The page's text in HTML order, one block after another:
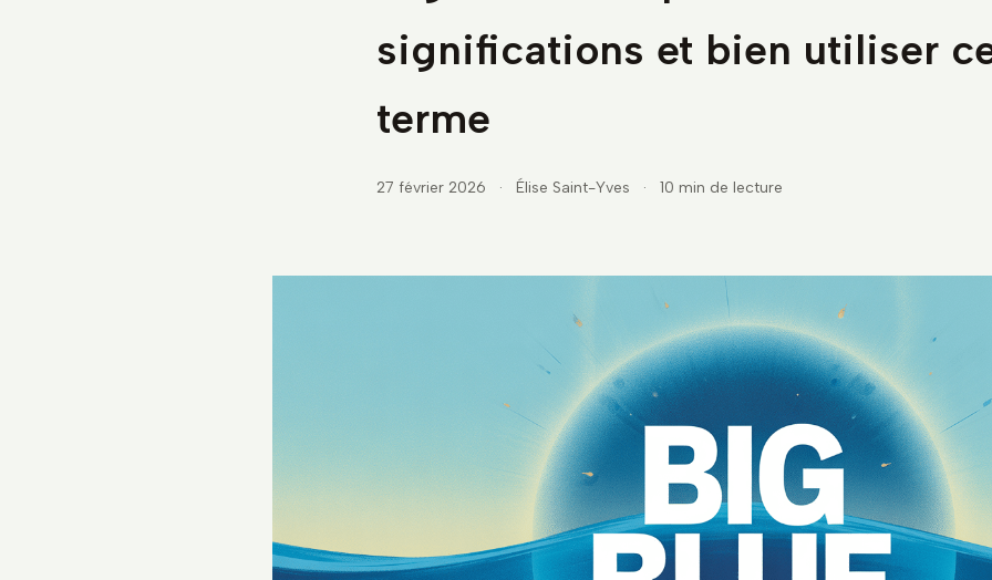
significations et bien utiliser
terme
27 février 2026 · Élise Saint-Yves · 10 min de lecture